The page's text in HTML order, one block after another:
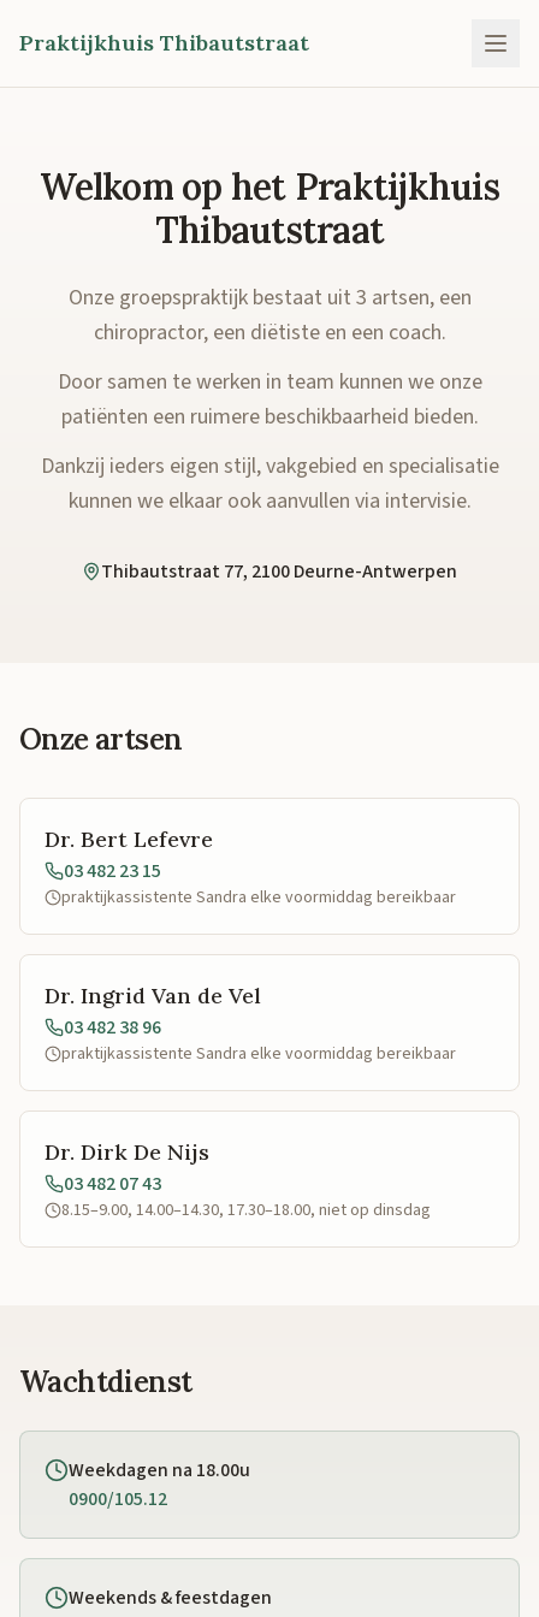
Praktijkhuis Thibautstraat
Welkom op het Praktijkhuis
Thibautstraat
Onze groepspraktijk bestaat uit 3 artsen, een
chiropractor, een diëtiste en een coach.
Door samen te werken in team kunnen we onze
patiënten een ruimere beschikbaarheid bieden.
Dankzij ieders eigen stijl, vakgebied en specialisatie
kunnen we elkaar ook aanvullen via intervisie.
Thibautstraat 77, 2100 Deurne-Antwerpen
Onze artsen
Dr. Bert Lefevre
03 482 23 15
praktijkassistente Sandra elke voormiddag bereikbaar
Dr. Ingrid Van de Vel
03 482 38 96
praktijkassistente Sandra elke voormiddag bereikbaar
Dr. Dirk De Nijs
03 482 07 43
8.15–9.00, 14.00–14.30, 17.30–18.00, niet op dinsdag
Wachtdienst
Weekdagen na 18.00u
0900/105.12
Weekends & feestdagen